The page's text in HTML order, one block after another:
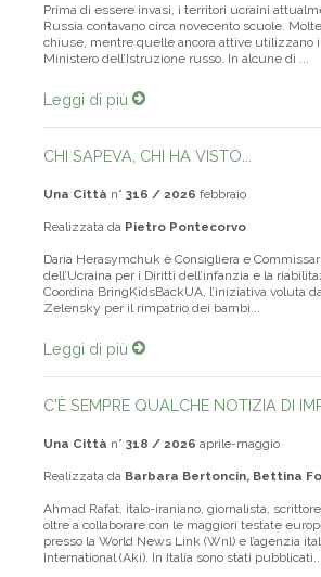
Prima di essere invasi, i territori ucraini
Russia contavano circa novecento scuole.
chiuse, mentre quelle ancora attive utilizzano
Ministero dell’Istruzione russo. In alcune di ...
Leggi di più
CHI SAPEVA, CHI HA VISTO...
Una Città n° 316 / 2026 febbraio
Realizzata da Pietro Pontecorvo
Daria Herasymchuk è Consigliera e
dell’Ucraina per i Diritti dell’infanzia e la
Coordina BringKidsBackUA, l’iniziativa voluta
Zelensky per il rimpatrio dei bambi...
Leggi di più
C'È SEMPRE QUALCHE NOTIZIA DI
Una Città n° 318 / 2026 aprile-maggio
Realizzata da Barbara Bertoncin, Bettina
Ahmad Rafat, italo-iraniano, giornalista,
oltre a collaborare con le maggiori testate
presso la World News Link (Wnl) e l’agenzia
International (Aki). In Italia sono stati pubblicati...